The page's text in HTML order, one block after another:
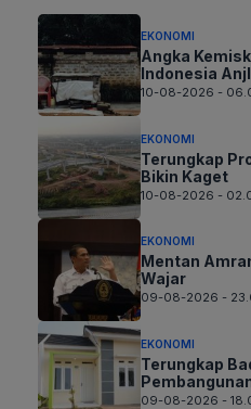
EKONOMI
Angka
Indonesia
10-08-2026 -
EKONOMI
Terungkap
Bikin Kaget
10-08-2026 -
EKONOMI
Mentan
Wajar
09-08-2026 -
EKONOMI
Terungkap
09-08-2026 -